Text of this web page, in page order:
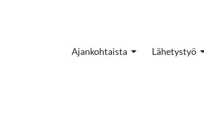
Ajankohtaista Lähetystyö